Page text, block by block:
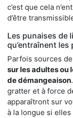
c’est que cela
d’être
Les punaises de
qu’entraînent les
Parfois sources
sur les adultes ou
de démangeaison
gratter et à force
apparaîtront sur
à la longue si